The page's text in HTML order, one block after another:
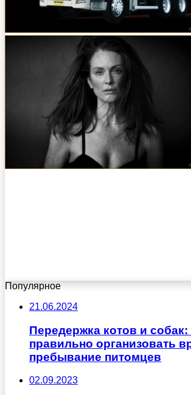
Популярное
21.06.2024
Передержка котов и собак:
правильно организовать
пребывание питомцев
02.09.2023